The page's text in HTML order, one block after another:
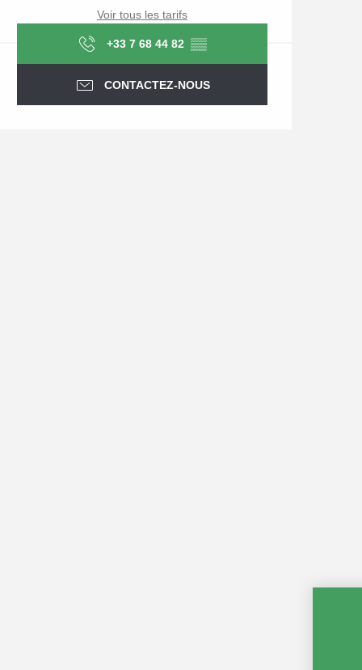
Voir tous les tarifs
+33 7 68 44 82 ▒▒
CONTACTEZ-NOUS